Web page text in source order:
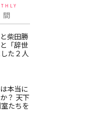
間
柴田勝
「辞世
た２人
本当に
？ 天下
たちを